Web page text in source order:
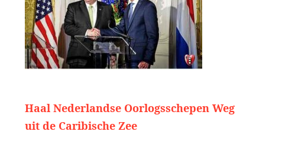
Haal Nederlandse Oorlogsschepen Weg
uit de Caribische Zee